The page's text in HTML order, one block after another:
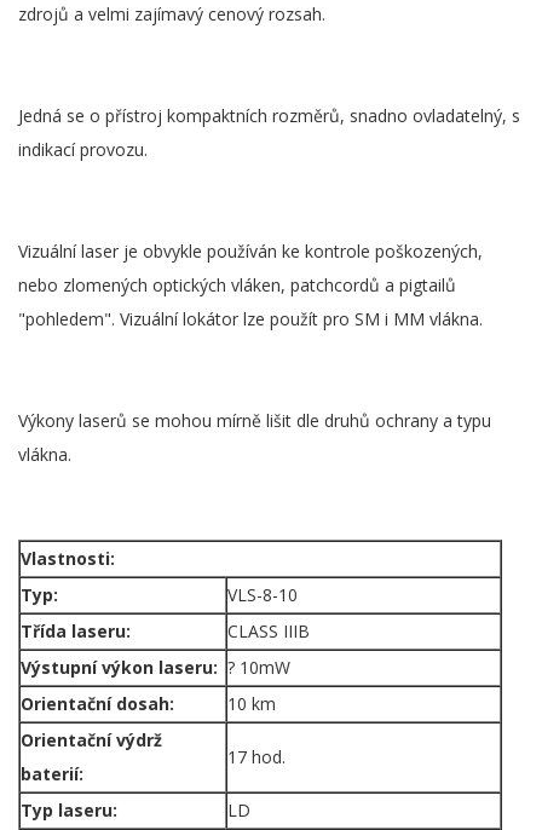
zdrojů a velmi zajímavý cenový rozsah.
Jedná se o přístroj kompaktních rozměrů, snadno ovladatelný, s
indikací provozu.
Vizuální laser je obvykle používán ke kontrole poškozených,
nebo zlomených optických vláken, patchcordů a pigtailů
"pohledem". Vizuální lokátor lze použít pro SM i MM vlákna.
Výkony laserů se mohou mírně lišit dle druhů ochrany a typu
vlákna.
Vlastnosti:
Typ:
VLS-8-10
Třída laseru:
CLASS IIIB
Výstupní výkon laseru: ? 10mW
Orientační dosah:
10 km
Orientační výdrž
baterií:
17 hod.
Typ laseru: LD